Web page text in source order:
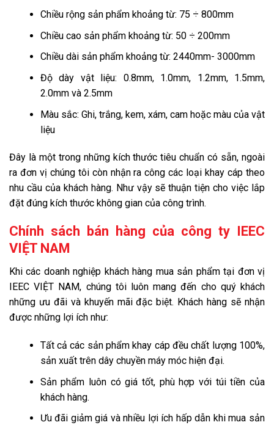
Chiều rộng sản phẩm khoảng từ: 75 ÷ 800mm
Chiều cao sản phẩm khoảng từ: 50 ÷ 200mm
Chiều dài sản phẩm khoảng từ: 2440mm- 3000mm
Độ dày vật liệu: 0.8mm, 1.0mm, 1.2mm, 1.5mm,
2.0mm và 2.5mm
Màu sắc: Ghi, trắng, kem, xám, cam hoặc màu của vật
liệu
Đây là một trong những kích thước tiêu chuẩn có sẵn, ngoài
ra đơn vị chúng tôi còn nhận ra công các loại khay cáp theo
nhu cầu của khách hàng. Như vậy sẽ thuận tiện cho việc lắp
đặt đúng kích thước không gian của công trình.
Chính sách bán hàng của công ty IEEC
VIỆT NAM
Khi các doanh nghiệp khách hàng mua sản phẩm tại đơn vị
IEEC VIỆT NAM, chúng tôi luôn mang đến cho quý khách
những ưu đãi và khuyến mãi đặc biệt. Khách hàng sẽ nhận
được những lợi ích như:
Tất cả các sản phẩm khay cáp đều chất lượng 100%,
sản xuất trên dây chuyền máy móc hiện đại.
Sản phẩm luôn có giá tốt, phù hợp với túi tiền của
khách hàng.
Ưu đãi giảm giá và nhiều lợi ích hấp dẫn khi mua sản